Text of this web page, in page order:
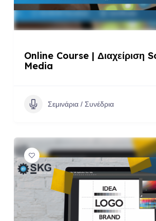
Online Course | Διαχείριση
Media
Σεμινάρια / Συνέδρια